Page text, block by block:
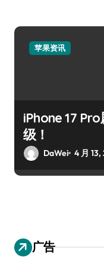
苹果资讯
iPhone 17
级！
DaWei 4 月
广告